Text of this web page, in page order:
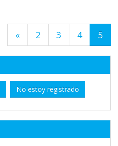
« 2 3 4 5
No estoy registrado